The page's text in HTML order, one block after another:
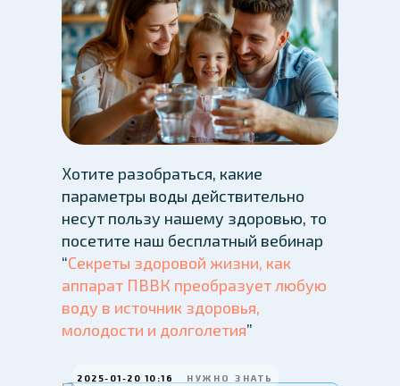
Хотите разобраться, какие
параметры воды действительно
несут пользу нашему здоровью, то
посетите наш бесплатный вебинар
“Секреты здоровой жизни, как
аппарат ПВВК преобразует любую
воду в источник здоровья,
молодости и долголетия”
2025-01-20 10:16 НУЖНО ЗНАТЬ